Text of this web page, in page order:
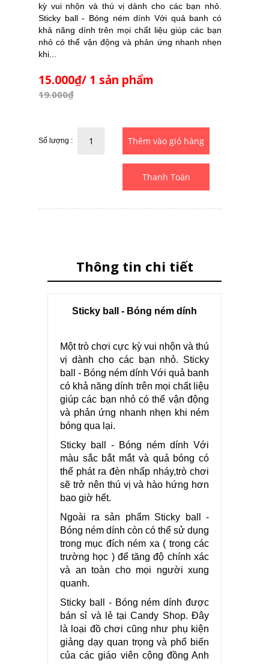
kỳ vui nhộn và thú vị dành cho các bạn nhỏ.
Sticky ball - Bóng ném dính Với quả banh có
khả năng dính trên mọi chất liệu giúp các bạn
nhỏ có thể vận động và phản ứng nhanh nhẹn
khi...
15.000₫/ 1 sản phẩm
19.000₫
Số lượng :
Thanh Toán
Thông tin chi tiết
Sticky ball - Bóng ném dính
Một trò chơi cực kỳ vui nhộn và thú
vị dành cho các bạn nhỏ. Sticky
ball - Bóng ném dính Với quả banh
có khả năng dính trên mọi chất liệu
giúp các bạn nhỏ có thể vận động
và phản ứng nhanh nhẹn khi ném
bóng qua lại.
Sticky ball - Bóng ném dính Với
màu sắc bắt mắt và quả bóng có
thể phát ra đèn nhấp nháy,trò chơi
sẽ trở nên thú vị và hào hứng hơn
bao giờ hết.
Ngoài ra sản phẩm Sticky ball -
Bóng ném dính còn có thể sử dụng
trong mục đích ném xa ( trong các
trường học ) để tăng độ chính xác
và an toàn cho mọi người xung
quanh.
Sticky ball - Bóng ném dính được
bán sỉ và lẻ tại Candy Shop. Đây
là loại đồ chơi cũng như phụ kiện
giảng dạy quan trọng và phổ biến
của các giáo viên cộng đồng Anh